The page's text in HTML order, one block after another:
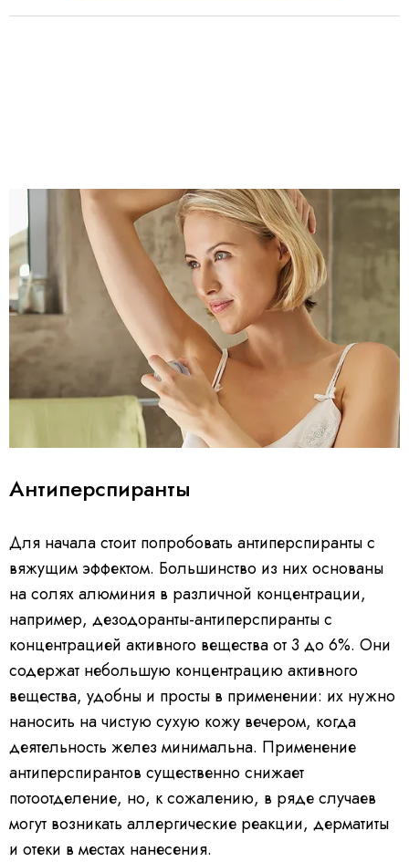
Антиперспиранты
Для начала стоит попробовать антиперспиранты с
вяжущим эффектом. Большинство из них основаны
на солях алюминия в различной концентрации,
например, дезодоранты-антиперспиранты с
концентрацией активного вещества от 3 до 6%. Они
содержат небольшую концентрацию активного
вещества, удобны и просты в применении: их нужно
наносить на чистую сухую кожу вечером, когда
деятельность желез минимальна. Применение
антиперспирантов существенно снижает
потоотделение, но, к сожалению, в ряде случаев
могут возникать аллергические реакции, дерматиты
и отеки в местах нанесения.